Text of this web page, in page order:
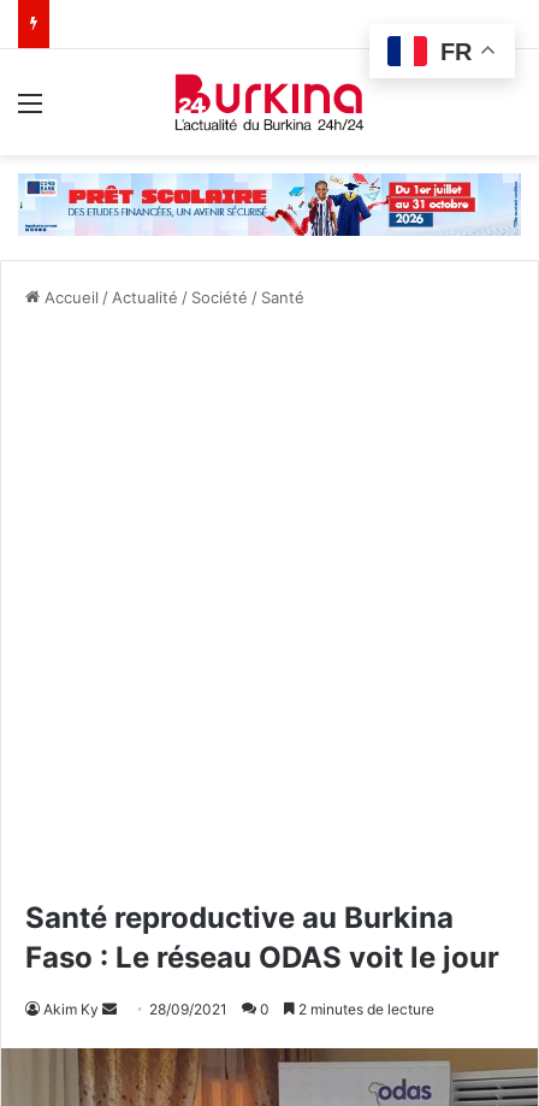
Accueil / Actualité / Société / Santé
Santé reproductive au Burkina
Faso : Le réseau ODAS voit le jour
Akim Ky
v
o
28/09/2021 0 2 minutes de lecture
FR